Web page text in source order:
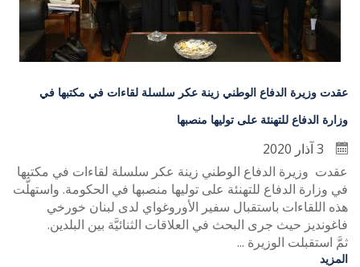
عقدت وزيرة الدفاع الوطني زينة عكر سلسلة لقاءات في مكتبها في
وزارة الدفاع للتهنئة على توليها منصبها
عقدت وزيرة الدفاع الوطني زينة عكر سلسلة لقاءات في مكتبها
في وزارة الدفاع للتهنئة على توليها منصبها في الحكومة. واستهلَّت
هذه اللقاءات باستقبال سفير الأوروغواي لدى لبنان خورخي
فاغونديز حيث جرى البحث في العلاقات الثنائيَّة بين البلدين.
ثمَّ استقبلت الوزيرة ...
المزيد